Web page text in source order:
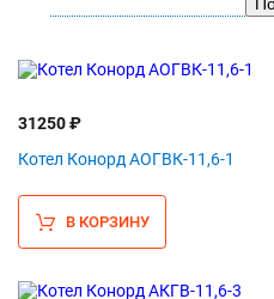
31250 ₽
Котел Конорд АОГВК-11,6-1
В КОРЗИНУ